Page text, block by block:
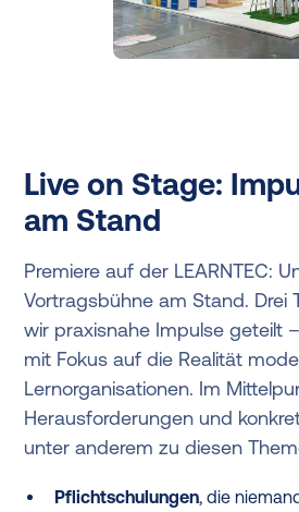
Live on Stage:
am Stand
Premiere auf der LEARNTEC:
Vortragsbühne am Stand. Drei
wir praxisnahe Impulse geteilt
mit Fokus auf die Realität
Lernorganisationen. Im
Herausforderungen und
unter anderem zu diesen
Pflichtschulungen, die